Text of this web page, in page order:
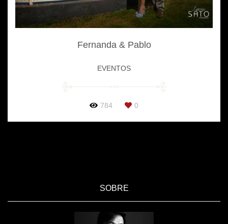
Fernanda & Pablo
EVENTOS
784 0
SOBRE